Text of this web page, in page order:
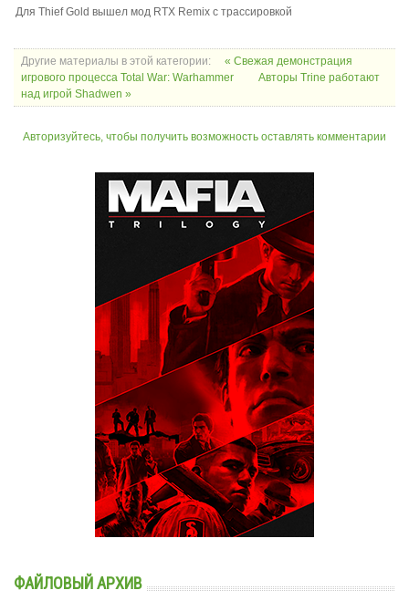
Для Thief Gold вышел мод RTX Remix с трассировкой
Другие материалы в этой категории:
« Свежая демонстрация
игрового процесса Total War: Warhammer
Авторы Trine работают
над игрой Shadwen »
Авторизуйтесь, чтобы получить возможность оставлять комментарии
ФАЙЛОВЫЙ АРХИВ